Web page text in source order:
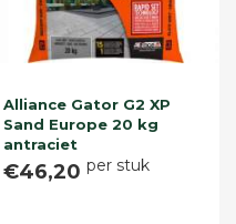
Alliance Gator G2 XP
Sand Europe 20 kg
antraciet
€46,20 per stuk